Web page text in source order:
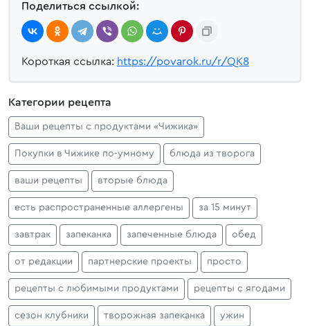
Поделиться ссылкой:
Короткая ссылка: https://povarok.ru/r/QK8
Категории рецепта
Ваши рецепты с продуктами «Чижика»
Покупки в Чижике по‑умному блюда из творога
ваши рецепты вторые блюда
есть распространенные аллергены за 15 минут
завтрак запеканка запеченные блюда обед
от редакции партнерские проекты просто
рецепты с любимыми продуктами рецепты с ягодами
сезон клубники творожная запеканка ужин